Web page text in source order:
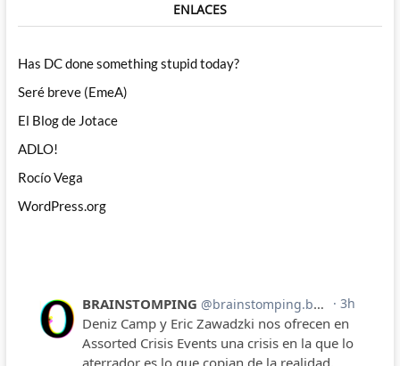
ENLACES
Has DC done something stupid today?
Seré breve (EmeA)
El Blog de Jotace
ADLO!
Rocío Vega
WordPress.org